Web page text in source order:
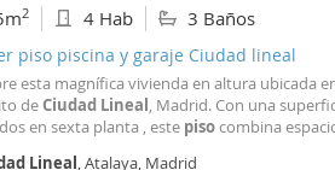
2 4 Hab 3 Baños
piso piscina y garaje Ciudad lineal
esta magnífica vivienda en altura ubicada
deCiudad Lineal, Madrid. Con una
en sexta planta , este pisocombina
Lineal, Atalaya, Madrid